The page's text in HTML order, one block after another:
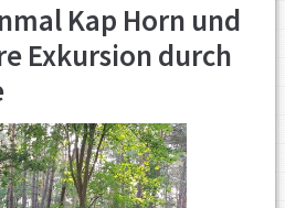
Kap Horn und
Exkursion durch